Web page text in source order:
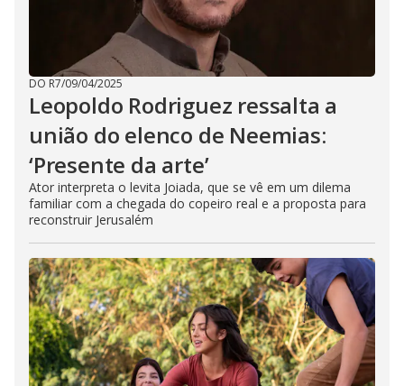
DO R7/09/04/2025
Leopoldo Rodriguez ressalta a
união do elenco de Neemias:
‘Presente da arte’
Ator interpreta o levita Joiada, que se vê em um dilema
familiar com a chegada do copeiro real e a proposta para
reconstruir Jerusalém